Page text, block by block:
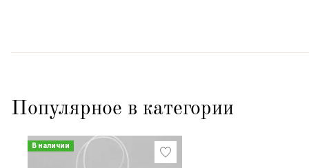
Популярное в категории
В наличии